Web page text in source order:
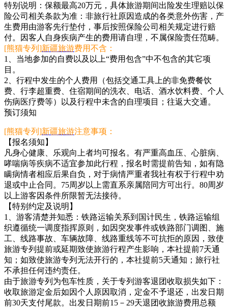
特别说明：保额最高20万元，具体旅游期间出险发生理赔以保
险公司相关条款为准：非旅行社原因造成的各类意外伤害，产
生费用由游客先行垫付，事后按照保险公司相关规定进行赔
付。因客人自身疾病产生的费用请自理，不属保险责任范畴。
[熊猫专列]新疆旅游费用不含：
1、当地参加的自费以及以上“费用包含”中不包含的其它项
目。
2、行程中发生的个人费用（包括交通工具上的非免费餐饮
费、行李超重费、住宿期间的洗衣、电话、酒水饮料费、个人
伤病医疗费等）以及行程中未含的自理项目；往返大交通。
预订须知
[熊猫专列]新疆旅游注意事项：
【报名须知】
凡身心健康、乐观向上者均可报名。有严重高血压、心脏病、
哮喘病等疾病不适宜参加此行程，报名时需提前告知，如有隐
瞒病情者相应后果自负，对于病情严重者我社有权于行程中劝
退或中止合同。75周岁以上需直系亲属陪同方可出行。80周岁
以上游客因条件所限暂无法接待。
【特别约定及说明】
1、游客清楚并知悉：铁路运输关系到国计民生，铁路运输组
织遵循统一调度指挥原则，如因突发事件或铁路部门调图、施
工、线路事故、车辆故障、线路重线等不可抗拒的原因，致使
旅游专列提前或延期致使旅游行程产生影响，本社提前7天通
知；如致使旅游专列无法开行的，本社提前5天通知；旅行社
不承担任何违约责任。
由于旅游专列为包车性质，关于专列游客退团收取损失如下：
收取旅游定金后如因个人原因取消，定金不予退还，出发日期
前30天支付尾款。出发日期前15－29天退团收旅游费用总额